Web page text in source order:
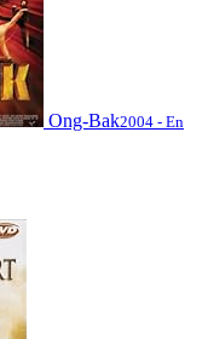
Ong-Bak2004 - En